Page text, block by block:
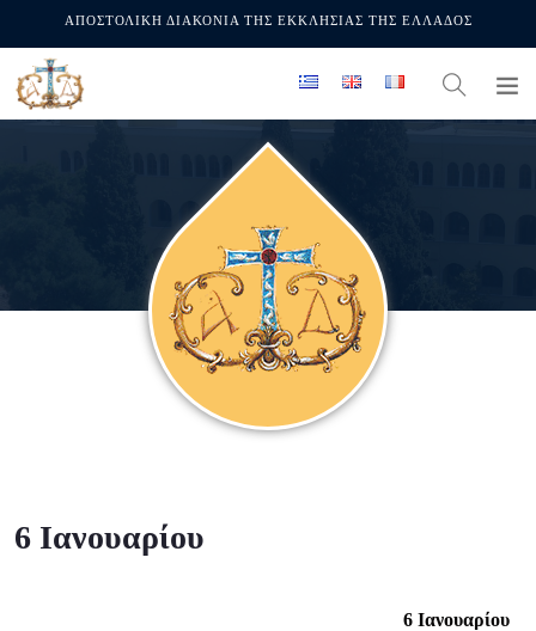
ΑΠΟΣΤΟΛΙΚΗ ΔΙΑΚΟΝΙΑ ΤΗΣ ΕΚΚΛΗΣΙΑΣ ΤΗΣ ΕΛΛΑΔΟΣ
6 Ιανουαρίου
6 Ιανουαρίου